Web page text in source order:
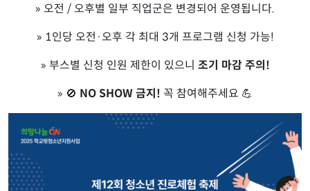
» 오전 / 오후별 일부 직업군은 변경되어 운영됩니다.
» 1인당 오전·오후 각 최대 3개 프로그램 신청 가능!
» 부스별 신청 인원 제한이 있으니 조기 마감 주의!
» 🚫 NO SHOW 금지! 꼭 참여해주세요 💪